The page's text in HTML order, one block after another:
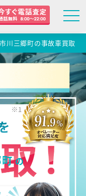
川三郷町の事故車買取
の